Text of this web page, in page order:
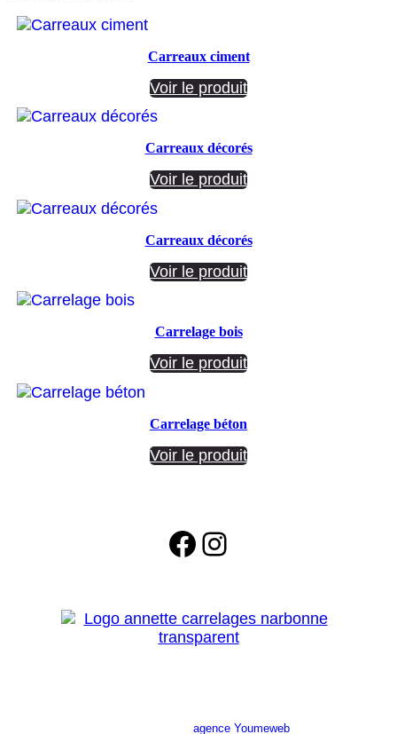
Carreaux ciment
Voir le produit
Carreaux décorés
Voir le produit
Carreaux décorés
Voir le produit
Carrelage bois
Voir le produit
Carrelage béton
Voir le produit
Facebook
Instagram
agence Youmeweb